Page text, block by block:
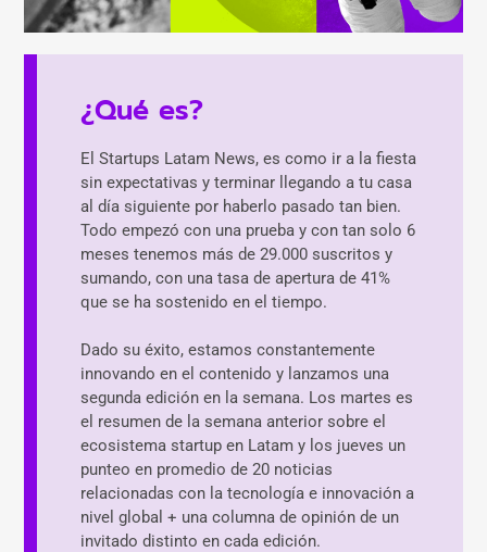
¿Qué es?
El Startups Latam News, es como ir a la fiesta
sin expectativas y terminar llegando a tu casa
al día siguiente por haberlo pasado tan bien.
Todo empezó con una prueba y con tan solo 6
meses tenemos más de 29.000 suscritos y
sumando, con una tasa de apertura de 41%
que se ha sostenido en el tiempo.
Dado su éxito, estamos constantemente
innovando en el contenido y lanzamos una
segunda edición en la semana. Los martes es
el resumen de la semana anterior sobre el
ecosistema startup en Latam y los jueves un
punteo en promedio de 20 noticias
relacionadas con la tecnología e innovación a
nivel global + una columna de opinión de un
invitado distinto en cada edición.